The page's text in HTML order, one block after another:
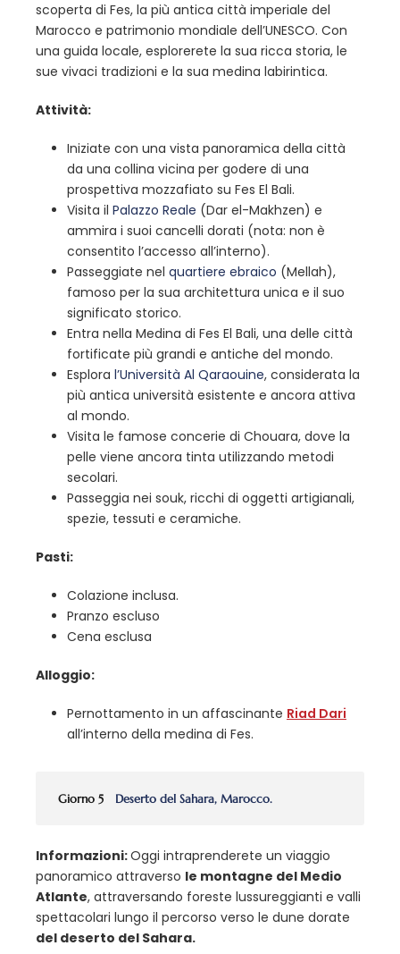
scoperta di Fes, la più antica città imperiale del
Marocco e patrimonio mondiale dell’UNESCO. Con
una guida locale, esplorerete la sua ricca storia, le
sue vivaci tradizioni e la sua medina labirintica.
Attività:
Iniziate con una vista panoramica della città
da una collina vicina per godere di una
prospettiva mozzafiato su Fes El Bali.
Visita il Palazzo Reale (Dar el-Makhzen) e
ammira i suoi cancelli dorati (nota: non è
consentito l’accesso all’interno).
Passeggiate nel quartiere ebraico (Mellah),
famoso per la sua architettura unica e il suo
significato storico.
Entra nella Medina di Fes El Bali, una delle città
fortificate più grandi e antiche del mondo.
Esplora l’Università Al Qaraouine, considerata la
più antica università esistente e ancora attiva
al mondo.
Visita le famose concerie di Chouara, dove la
pelle viene ancora tinta utilizzando metodi
secolari.
Passeggia nei souk, ricchi di oggetti artigianali,
spezie, tessuti e ceramiche.
Pasti:
Colazione inclusa.
Pranzo escluso
Cena esclusa
Alloggio:
Pernottamento in un affascinante Riad Dari
all’interno della medina di Fes.
Giorno 5 Deserto del Sahara, Marocco.
Informazioni:Oggi intraprenderete un viaggio
panoramico attraverso le montagne del Medio
Atlante, attraversando foreste lussureggianti e valli
spettacolari lungo il percorso verso le dune dorate
del deserto del Sahara.